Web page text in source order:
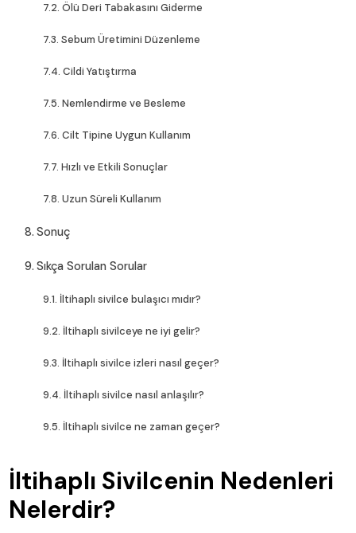
Ölü Deri Tabakasını Giderme
Sebum Üretimini Düzenleme
Cildi Yatıştırma
Nemlendirme ve Besleme
Cilt Tipine Uygun Kullanım
Hızlı ve Etkili Sonuçlar
Uzun Süreli Kullanım
Sonuç
Sıkça Sorulan Sorular
İltihaplı sivilce bulaşıcı mıdır?
İltihaplı sivilceye ne iyi gelir?
İltihaplı sivilce izleri nasıl geçer?
İltihaplı sivilce nasıl anlaşılır?
İltihaplı sivilce ne zaman geçer?
İltihaplı Sivilcenin Nedenleri
Nelerdir?